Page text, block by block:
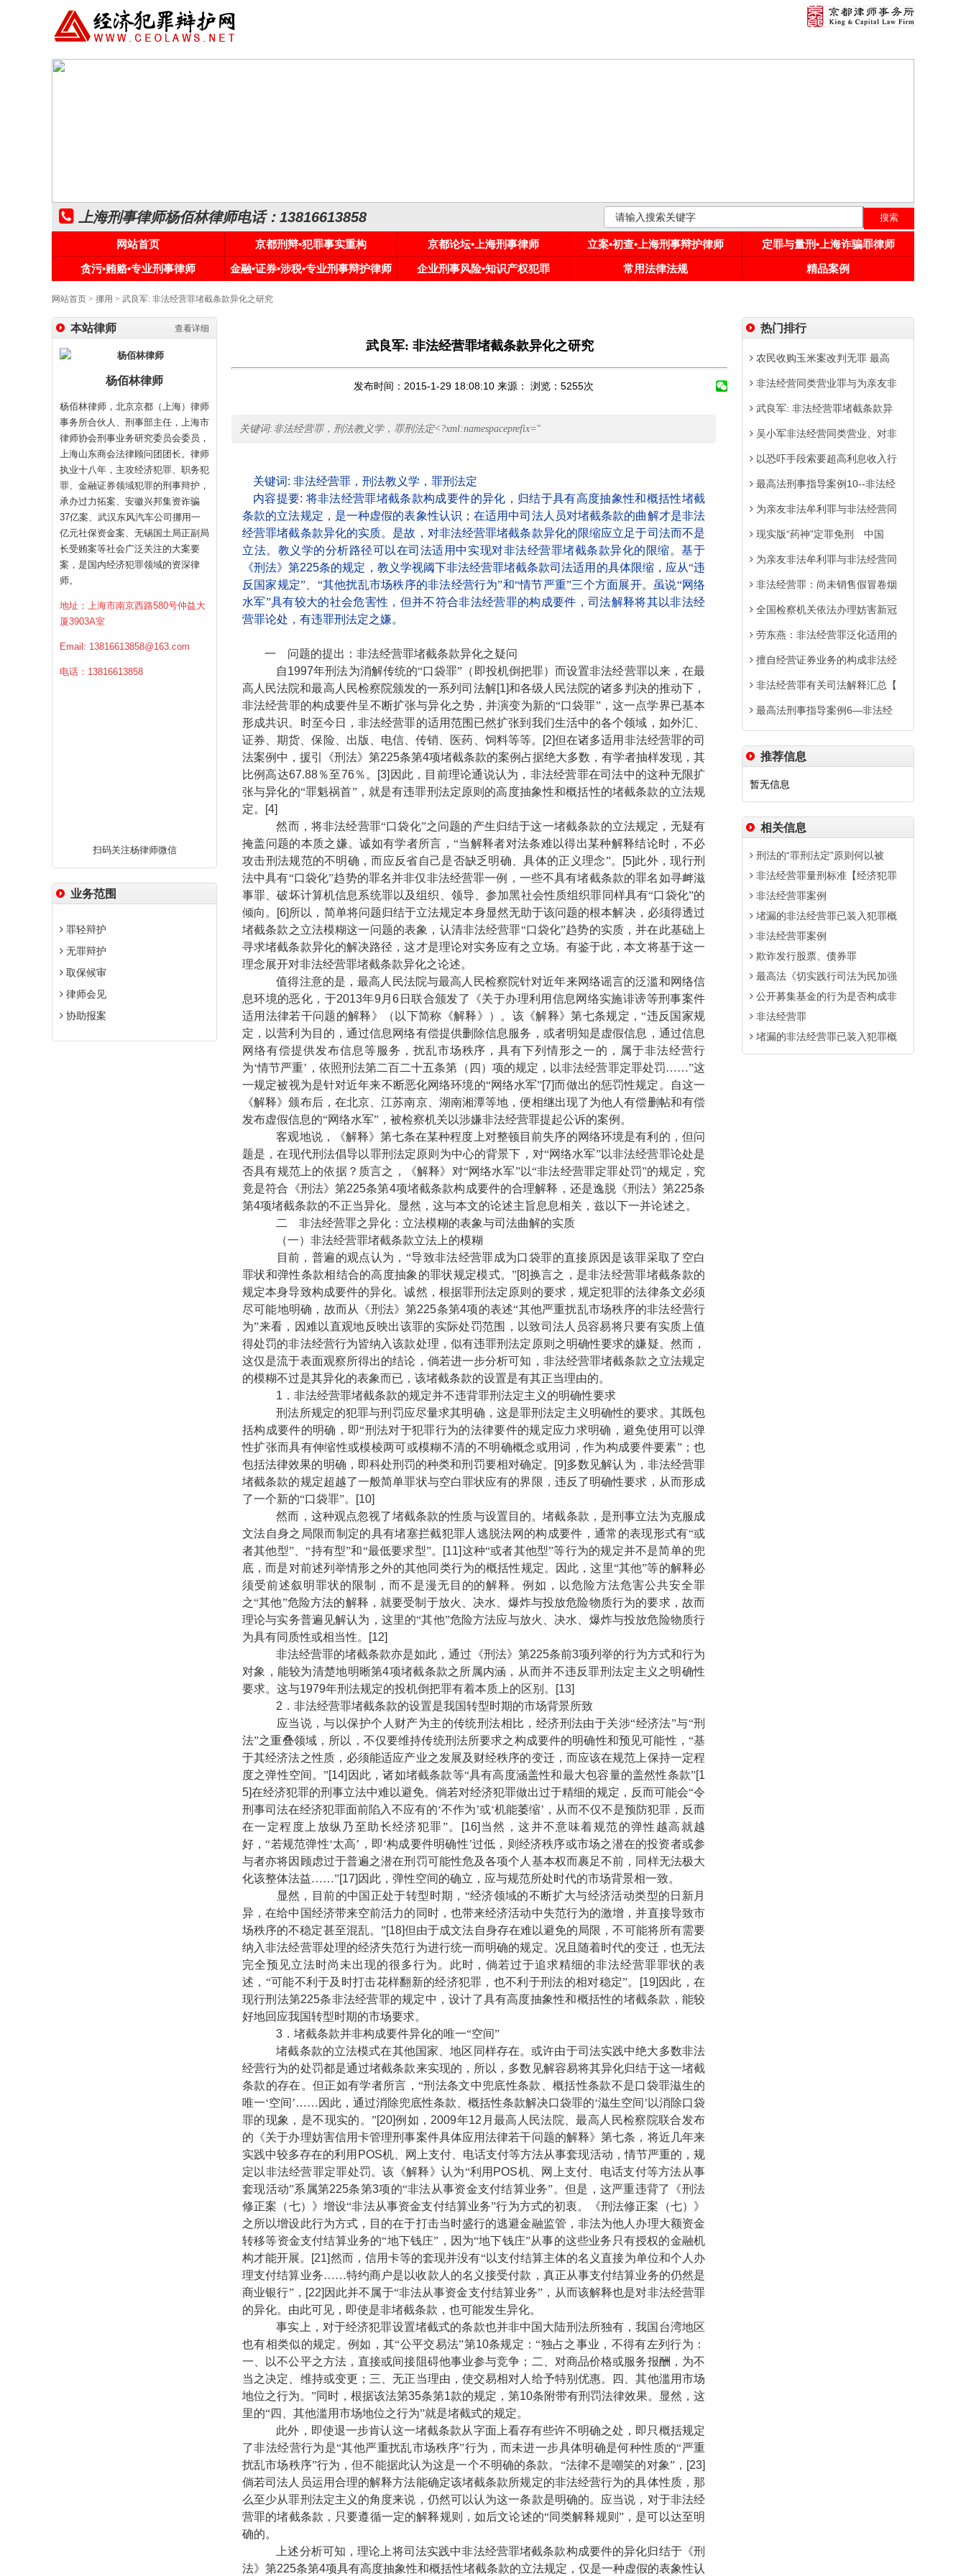
上海刑事律师杨佰林律师电话：13816613858
网站首页 京都刑辩•犯罪事实重构 京都论坛•上海刑事律师 立案•初查•上海刑事辩护律师
定罪与量刑•上海诈骗罪律师
贪污•贿赂•专业刑事律师
金融•证券•涉税•专业刑事辩护律师 企业刑事风险•知识产权犯罪 常用法律法规 精品案例
网站首页 > 挪用 > 武良军: 非法经营罪堵截条款异化之研究
查看详细
本站律师
杨佰林律师
杨佰林律师，北京京都（上海）律师
事务所合伙人、刑事部主任，上海市
律师协会刑事业务研究委员会委员，
上海山东商会法律顾问团团长。律师
执业十八年，主攻经济犯罪、职务犯
罪、金融证券领域犯罪的刑事辩护，
承办过力拓案、安徽兴邦集资诈骗
37亿案、武汉东风汽车公司挪用一
亿元社保资金案、无锡国土局正副局
长受贿案等社会广泛关注的大案要
案，是国内经济犯罪领域的资深律
师。
地址：上海市南京西路580号仲益大
厦3903A室
Email: 13816613858@163.com
电话：13816613858
扫码关注杨律师微信
业务范围
罪轻辩护
无罪辩护
取保候审
律师会见
协助报案
武良军: 非法经营罪堵截条款异化之研究
发布时间：2015-1-29 18:08:10 来源： 浏览： 5255次
关键词:非法经营罪，刑法教义学，罪刑法定<?xml:namespaceprefix="
关键词: 非法经营罪，刑法教义学，罪刑法定
内容提要: 将非法经营罪堵截条款构成要件的异化，归结于具有高度抽象性和概括性堵截
条款的立法规定，是一种虚假的表象性认识；在适用中司法人员对堵截条款的曲解才是非法
经营罪堵截条款异化的实质。是故，对非法经营罪堵截条款异化的限缩应立足于司法而不是
立法。教义学的分析路径可以在司法适用中实现对非法经营罪堵截条款异化的限缩。基于
《刑法》第225条的规定，教义学视阈下非法经营罪堵截条款司法适用的具体限缩，应从“违
反国家规定”、“其他扰乱市场秩序的非法经营行为”和“情节严重”三个方面展开。虽说“网络
水军”具有较大的社会危害性，但并不符合非法经营罪的构成要件，司法解释将其以非法经
营罪论处，有违罪刑法定之嫌。
一 问题的提出：非法经营罪堵截条款异化之疑问
自1997年刑法为消解传统的“口袋罪”（即投机倒把罪）而设置非法经营罪以来，在最
高人民法院和最高人民检察院颁发的一系列司法解[1]和各级人民法院的诸多判决的推动下，
非法经营罪的构成要件呈不断扩张与异化之势，并演变为新的“口袋罪”，这一点学界已基本
形成共识。时至今日，非法经营罪的适用范围已然扩张到我们生活中的各个领域，如外汇、
证券、期货、保险、出版、电信、传销、医药、饲料等等。
[2]但在诸多适用非法经营罪的司
法案例中，援引《刑法》第225条第4项堵截条款的案例占据绝大多数，有学者抽样发现，其
比例高达67.88％至76％。 [3] 因此，目前理论通说认为，非法经营罪在司法中的这种无限扩
张与异化的“罪魁祸首”，就是有违罪刑法定原则的高度抽象性和概括性的堵截条款的立法规
定。
[4]
然而，将非法经营罪“口袋化”之问题的产生归结于这一堵截条款的立法规定，无疑有
掩盖问题的本质之嫌。诚如有学者所言，“当解释者对法条难以得出某种解释结论时，不必
攻击刑法规范的不明确，而应反省自己是否缺乏明确、具体的正义理念”。
[5]此外，现行刑
法中具有“口袋化”趋势的罪名并非仅非法经营罪一例，一些不具有堵截条款的罪名如寻衅滋
事罪、破坏计算机信息系统罪以及组织、领导、参加黑社会性质组织罪同样具有“口袋化”的
倾向。
[6] 所以，简单将问题归结于立法规定本身显然无助于该问题的根本解决，必须得透过
堵截条款之立法模糊这一问题的表象，认清非法经营罪“口袋化”趋势的实质，并在此基础上
寻求堵截条款异化的解决路径，这才是理论对实务应有之立场。有鉴于此，本文将基于这一
理念展开对非法经营罪堵截条款异化之论述。
值得注意的是，最高人民法院与最高人民检察院针对近年来网络谣言的泛滥和网络信
息环境的恶化，于2013年9月6 日联合颁发了《关于办理利用信息网络实施诽谤等刑事案件
适用法律若干问题的解释》（以下简称《解释》）。该《解释》第七条规定，“违反国家规
定，以营利为目的，通过信息网络有偿提供删除信息服务，或者明知是虚假信息，通过信息
网络有偿提供发布信息等服务，扰乱市场秩序，具有下列情形之一的，属于非法经营行
为‘情节严重’，依照刑法第二百二十五条第（四）项的规定，以非法经营罪定罪处罚……”这
一规定被视为是针对近年来不断恶化网络环境的“网络水军”[7]而做出的惩罚性规定。自这一
《解释》颁布后，在北京、江苏南京、湖南湘潭等地，便相继出现了为他人有偿删帖和有偿
发布虚假信息的“网络水军”，被检察机关以涉嫌非法经营罪提起公诉的案例。
客观地说，《解释》第七条在某种程度上对整顿目前失序的网络环境是有利的，但问
题是，在现代刑法倡导以罪刑法定原则为中心的背景下，对“网络水军”以非法经营罪论处是
否具有规范上的依据？质言之，《解释》对“网络水军”以“非法经营罪定罪处罚”的规定，究
竟是符合《刑法》第225条第4项堵截条款构成要件的合理解释，还是逸脱《刑法》第225条
第4项堵截条款的不正当异化。显然，这与本文的论述主旨息息相关，兹以下一并论述之。
二 非法经营罪之异化：立法模糊的表象与司法曲解的实质
（一）非法经营罪堵截条款立法上的模糊
目前，普遍的观点认为，“导致非法经营罪成为口袋罪的直接原因是该罪采取了空白
罪状和弹性条款相结合的高度抽象的罪状规定模式。”[8]换言之，是非法经营罪堵截条款的
规定本身导致构成要件的异化。诚然，根据罪刑法定原则的要求，规定犯罪的法律条文必须
尽可能地明确，故而从《刑法》第225条第4项的表述“其他严重扰乱市场秩序的非法经营行
为”来看，因难以直观地反映出该罪的实际处罚范围，以致司法人员容易将只要有实质上值
得处罚的非法经营行为皆纳入该款处理，似有违罪刑法定原则之明确性要求的嫌疑。然而，
这仅是流于表面观察所得出的结论，倘若进一步分析可知，非法经营罪堵截条款之立法规定
的模糊不过是其异化的表象而已，该堵截条款的设置是有其正当理由的。
1 ．非法经营罪堵截条款的规定并不违背罪刑法定主义的明确性要求
刑法所规定的犯罪与刑罚应尽量求其明确，这是罪刑法定主义明确性的要求。其既包
括构成要件的明确，即“刑法对于犯罪行为的法律要件的规定应力求明确，避免使用可以弹
性扩张而具有伸缩性或模棱两可或模糊不清的不明确概念或用词，作为构成要件要素”；也
包括法律效果的明确，即科处刑罚的种类和刑罚要相对确定。
[9]多数见解认为，非法经营罪
堵截条款的规定超越了一般简单罪状与空白罪状应有的界限，违反了明确性要求，从而形成
了一个新的“口袋罪”。
[10]
然而，这种观点忽视了堵截条款的性质与设置目的。堵截条款，是刑事立法为克服成
文法自身之局限而制定的具有堵塞拦截犯罪人逃脱法网的构成要件，通常的表现形式有“或
者其他型”、“持有型”和“最低要求型”。
[11]这种“或者其他型”等行为的规定并不是简单的兜
底，而是对前述列举情形之外的其他同类行为的概括性规定。因此，这里“其他”等的解释必
须受前述叙明罪状的限制，而不是漫无目的的解释。例如，以危险方法危害公共安全罪
之“其他”危险方法的解释，就要受制于放火、决水、爆炸与投放危险物质行为的要求，故而
理论与实务普遍见解认为，这里的“其他”危险方法应与放火、决水、爆炸与投放危险物质行
为具有同质性或相当性。
[12]
非法经营罪的堵截条款亦是如此，通过《刑法》第225条前3项列举的行为方式和行为
对象，能较为清楚地明晰第4项堵截条款之所属内涵，从而并不违反罪刑法定主义之明确性
要求。这与1979年刑法规定的投机倒把罪有着本质上的区别。
[13]
2 ．非法经营罪堵截条款的设置是我国转型时期的市场背景所致
应当说，与以保护个人财产为主的传统刑法相比，经济刑法由于关涉“经济法”与“刑
法”之重叠领域，所以，不仅要维持传统刑法所要求之构成要件的明确性和预见可能性，“基
于其经济法之性质，必须能适应产业之发展及财经秩序的变迁，而应该在规范上保持一定程
度之弹性空间。”[14] 因此，诸如堵截条款等“具有高度涵盖性和最大包容量的盖然性条款”[1
5]在经济犯罪的刑事立法中难以避免。倘若对经济犯罪做出过于精细的规定，反而可能会“令
刑事司法在经济犯罪面前陷入不应有的‘不作为’或‘机能萎缩’，从而不仅不是预防犯罪，反而
在一定程度上放纵乃至助长经济犯罪”。
[16] 当然，这并不意味着规范的弹性越高就越
好，“若规范弹性‘太高’，即‘构成要件明确性’过低，则经济秩序或市场之潜在的投资者或参
与者亦将因顾虑过于普遍之潜在刑罚可能性危及各项个人基本权而裹足不前，同样无法极大
化该整体法益……”[17] 因此，弹性空间的确立，应与规范所处时代的市场背景相一致。
显然，目前的中国正处于转型时期，“经济领域的不断扩大与经济活动类型的日新月
异，在给中国经济带来空前活力的同时，也带来经济活动中失范行为的激增，并直接导致市
场秩序的不稳定甚至混乱。”[18]但由于成文法自身存在难以避免的局限，不可能将所有需要
纳入非法经营罪处理的经济失范行为进行统一而明确的规定。况且随着时代的变迁，也无法
完全预见立法时尚未出现的很多行为。此时，倘若过于追求精细的非法经营罪罪状的表
述，“可能不利于及时打击花样翻新的经济犯罪，也不利于刑法的相对稳定”。
[19] 因此，在
现行刑法第225条非法经营罪的规定中，设计了具有高度抽象性和概括性的堵截条款，能较
好地回应我国转型时期的市场要求。
3 ．堵截条款并非构成要件异化的唯一“空间”
堵截条款的立法模式在其他国家、地区同样存在。或许由于司法实践中绝大多数非法
经营行为的处罚都是通过堵截条款来实现的，所以，多数见解容易将其异化归结于这一堵截
条款的存在。但正如有学者所言，“刑法条文中兜底性条款、概括性条款不是口袋罪滋生的
唯一‘空间’……因此，通过消除兜底性条款、概括性条款解决口袋罪的‘滋生空间’以消除口袋
罪的现象，是不现实的。”[20]例如， 2009年12 月最高人民法院、最高人民检察院联合发布
的《关于办理妨害信用卡管理刑事案件具体应用法律若干问题的解释》第七条，将近几年来
实践中较多存在的利用 POS机、网上支付、电话支付等方法从事套现活动，情节严重的，规
定以非法经营罪定罪处罚。该《解释》认为“利用 POS机、网上支付、电话支付等方法从事
套现活动”系属第225条第3项的“非法从事资金支付结算业务”。但是，这严重违背了《刑法
修正案（七）》增设“非法从事资金支付结算业务”行为方式的初衷。《刑法修正案（七）》
之所以增设此行为方式，目的在于打击当时盛行的逃避金融监管，非法为他人办理大额资金
转移等资金支付结算业务的“地下钱庄”，因为“地下钱庄”从事的这些业务只有授权的金融机
构才能开展。 [21]然而，信用卡等的套现并没有“以支付结算主体的名义直接为单位和个人办
理支付结算业务……特约商户是以收款人的名义接受付款，真正从事支付结算业务的仍然是
商业银行”， [22] 因此并不属于“非法从事资金支付结算业务”，从而该解释也是对非法经营罪
的异化。由此可见，即使是非堵截条款，也可能发生异化。
事实上，对于经济犯罪设置堵截式的条款也并非中国大陆刑法所独有，我国台湾地区
也有相类似的规定。例如，其“公平交易法”第10条规定：“独占之事业，不得有左列行为：
一、以不公平之方法，直接或间接阻碍他事业参与竞争；二、对商品价格或服务报酬，为不
当之决定、维持或变更；三、无正当理由，使交易相对人给予特别优惠。四、其他滥用市场
地位之行为。”同时，根据该法第35条第1款的规定，第10条附带有刑罚法律效果。显然，这
里的“四、其他滥用市场地位之行为”就是堵截式的规定。
此外，即使退一步肯认这一堵截条款从字面上看存有些许不明确之处，即只概括规定
了非法经营行为是“其他严重扰乱市场秩序”行为，而未进一步具体明确是何种性质的“严重
扰乱市场秩序”行为，但不能据此认为这是一个不明确的条款。“法律不是嘲笑的对象”， [23]
倘若司法人员运用合理的解释方法能确定该堵截条款所规定的非法经营行为的具体性质，那
么至少从罪刑法定主义的角度来说，仍然可以认为这一条款是明确的。应当说，对于非法经
营罪的堵截条款，只要遵循一定的解释规则，如后文论述的“同类解释规则”，是可以达至明
确的。
上述分析可知，理论上将司法实践中非法经营罪堵截条款构成要件的异化归结于《刑
法》第225条第4项具有高度抽象性和概括性堵截条款的立法规定，仅是一种虚假的表象性认
热门排行
农民收购玉米案改判无罪 最高
非法经营同类营业罪与为亲友非
武良军: 非法经营罪堵截条款异
吴小军非法经营同类营业、对非
以恐吓手段索要超高利息收入行
最高法刑事指导案例10--非法经
为亲友非法牟利罪与非法经营同
现实版“药神”定罪免刑 中国
为亲友非法牟利罪与非法经营同
非法经营罪：尚未销售假冒卷烟
全国检察机关依法办理妨害新冠
劳东燕：非法经营罪泛化适用的
擅自经营证券业务的构成非法经
非法经营罪有关司法解释汇总【
最高法刑事指导案例6—非法经
推荐信息
暂无信息
相关信息
刑法的“罪刑法定”原则何以被
非法经营罪量刑标准【经济犯罪
非法经营罪案例
堵漏的非法经营罪已装入犯罪概
非法经营罪案例
欺诈发行股票、债券罪
最高法《切实践行司法为民加强
公开募集基金的行为是否构成非
非法经营罪
堵漏的非法经营罪已装入犯罪概